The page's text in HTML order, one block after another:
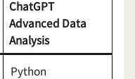
ChatGPT
Advanced Data
Analysis
Python